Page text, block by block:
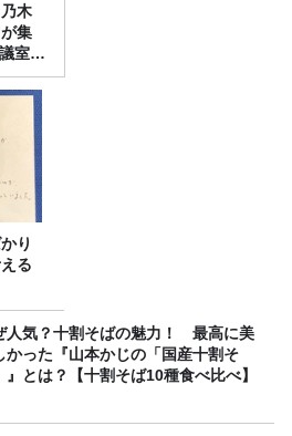
木
集
室』
り
る
人気？十割そばの魅力！ 最高に美
かった『山本かじの「国産十割そ
』とは？【十割そば10種食べ比べ】